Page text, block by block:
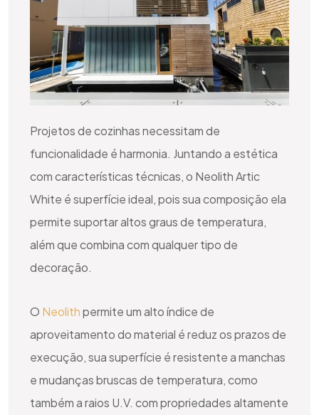
Projetos de cozinhas necessitam de
funcionalidade é harmonia. Juntando a estética
com características técnicas, o Neolith Artic
White é superfície ideal, pois sua composição ela
permite suportar altos graus de temperatura,
além que combina com qualquer tipo de
decoração.
O Neolithpermite um alto índice de
aproveitamento do material é reduz os prazos de
execução, sua superfície é resistente a manchas
e mudanças bruscas de temperatura, como
também a raios U.V. com propriedades altamente